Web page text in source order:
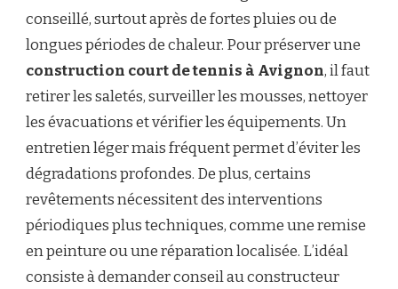
conseillé, surtout après de fortes pluies ou de
longues périodes de chaleur. Pour préserver une
construction court de tennis à Avignon, il faut
retirer les saletés, surveiller les mousses, nettoyer
les évacuations et vérifier les équipements. Un
entretien léger mais fréquent permet d’éviter les
dégradations profondes. De plus, certains
revêtements nécessitent des interventions
périodiques plus techniques, comme une remise
en peinture ou une réparation localisée. L’idéal
consiste à demander conseil au constructeur